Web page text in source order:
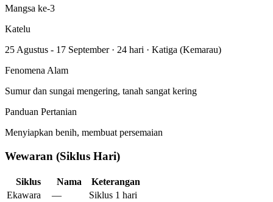
Mangsa ke-3
Katelu
25 Agustus - 17 September · 24 hari · Katiga (Kemarau)
Fenomena Alam
Sumur dan sungai mengering, tanah sangat kering
Panduan Pertanian
Menyiapkan benih, membuat persemaian
Wewaran (Siklus Hari)
Siklus Nama
Keterangan
Ekawara
—
Siklus 1 hari